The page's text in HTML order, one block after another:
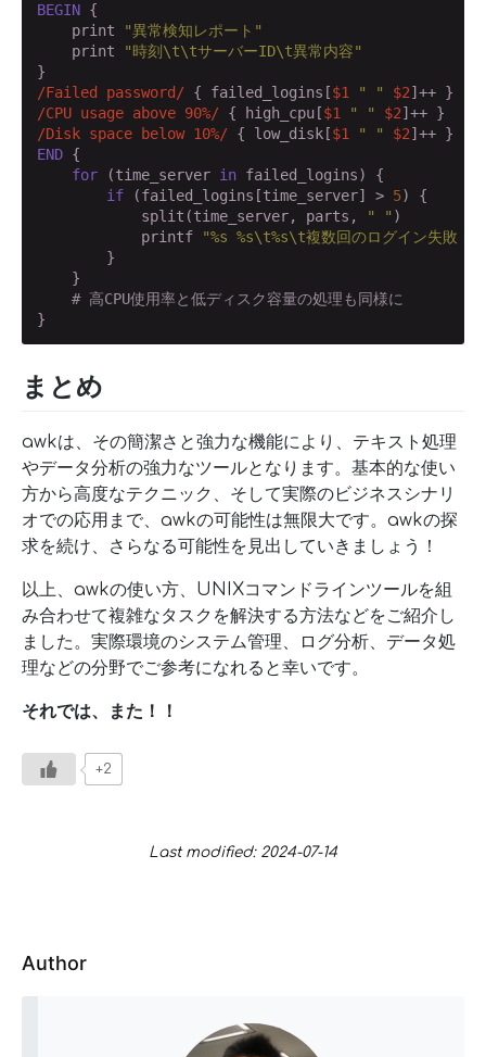
BEGIN {
    print
"異常検知レポート"
    print
"時刻\t\tサーバーID\t異常内容"
/Failed password/ { failed_logins[$1 " " $2
/CPU usage above 90%/ { high_cpu[$1 " " $2
/Disk space below 10%/ { low_disk[$1 " " $2
END {
for (time_server in failed_logins) {
if (failed_logins[time_server] > 5) {
            split(time_server, parts,
" " )
            printf
"%s %s\t%s\t複数回のログイン失敗
        }
    }
# 高CPU使用率と低ディスク容量の処理も同様に
}
まとめ
awkは、その簡潔さと強力な機能により、テキスト処理
やデータ分析の強力なツールとなります。基本的な使い
方から高度なテクニック、そして実際のビジネスシナリ
オでの応用まで、awkの可能性は無限大です。awkの探
求を続け、さらなる可能性を見出していきましょう！
以上、awkの使い方、UNIXコマンドラインツールを組
み合わせて複雑なタスクを解決する方法などをご紹介し
ました。実際環境のシステム管理、ログ分析、データ処
理などの分野でご参考になれると幸いです。
それでは、また！！
+2
Last modified: 2024-07-14
Author